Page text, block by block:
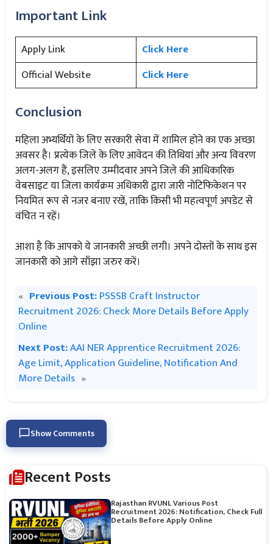
Important Link
Apply Link
Click Here
Official Website
Click Here
Conclusion
महिला अभ्यर्थियों के लिए सरकारी सेवा में शामिल होने का एक अच्छा
अवसर है। प्रत्येक जिले के लिए आवेदन की तिथियां और अन्य विवरण
अलग-अलग हैं, इसलिए उम्मीदवार अपने जिले की आधिकारिक
वेबसाइट या जिला कार्यक्रम अधिकारी द्वारा जारी नोटिफिकेशन पर
नियमित रूप से नजर बनाए रखें, ताकि किसी भी महत्वपूर्ण अपडेट से
वंचित न रहें।
आशा है कि आपको ये जानकारी अच्छी लगी। अपने दोस्तों के साथ इस
जानकारी को आगे साँझा जरुर करें।
« Previous Post:PSSSB Craft Instructor
Recruitment 2026: Check More Details Before Apply
Online
Next Post:AAI NER Apprentice Recruitment 2026:
Age Limit, Application Guideline, Notification And
More Details »
Show Comments
Recent Posts
Rajasthan RVUNL Various Post
Recruitment 2026: Notification, Check Full
Details Before Apply Online